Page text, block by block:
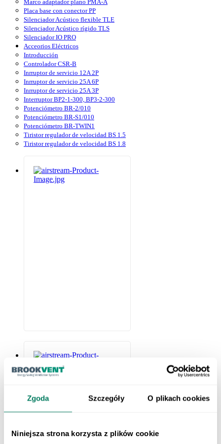
Zgoda Szczegóły O plikach cookies
Niniejsza strona korzysta z plików cookie
Marco adaptador plano PMA-A
Placa base con conector PP
Silenciador Acústico flexible TLE
Silenciador Acústico rígido TLS
Silenciador IO PRO
Acceorios Eléctricos
Introducción
Controlador CSR-B
Inrruptor de servicio 12A 2P
Inrruptor de servicio 25A 6P
Inrruptor de servicio 25A 3P
Interruptor BP2-1-300, BP3-2-300
Potenciómetro BR-2/010
Potenciómetro BR-S1/010
Potenciómetro BR-TWIN1
Tiristor regulador de velocidad BS 1.5
Tiristor regulador de velocidad BS 1.8
Airstream 1.1 E
una unidad de